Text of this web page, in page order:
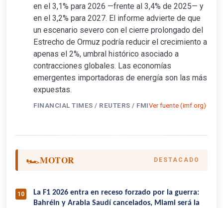
en el 3,1% para 2026 —frente al 3,4% de 2025— y
en el 3,2% para 2027. El informe advierte de que
un escenario severo con el cierre prolongado del
Estrecho de Ormuz podría reducir el crecimiento a
apenas el 2%, umbral histórico asociado a
contracciones globales. Las economías
emergentes importadoras de energía son las más
expuestas.
FINANCIAL TIMES / REUTERS / FMIVer fuente (imf.org)
🏎️MOTOR DESTACADO
10
La F1 2026 entra en receso forzado por la guerra:
Bahréin y Arabia Saudí cancelados, Miami será la